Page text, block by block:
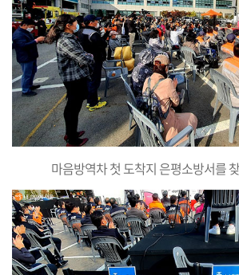
마음방역차 첫 도착지 은평소방서를